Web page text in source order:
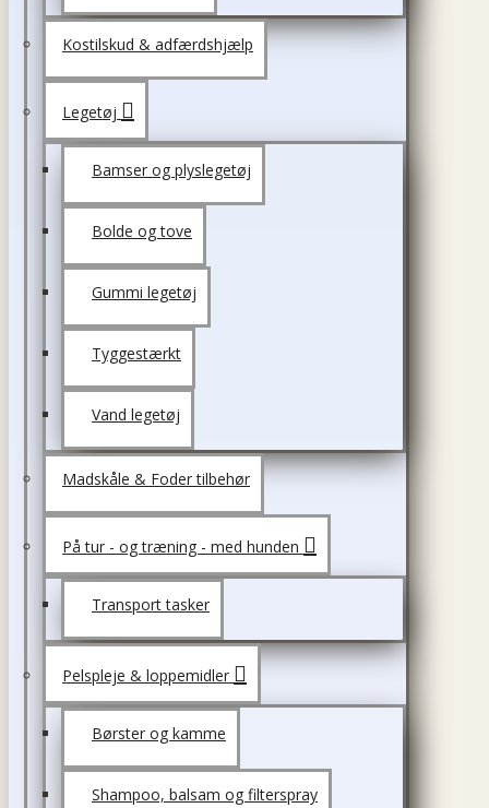
Kostilskud & adfærdshjælp
Legetøj
Bamser og plyslegetøj
Bolde og tove
Gummi legetøj
Tyggestærkt
Vand legetøj
Madskåle & Foder tilbehør
På tur - og træning - med hunden
Transport tasker
Pelspleje & loppemidler
Børster og kamme
Shampoo, balsam og filterspray